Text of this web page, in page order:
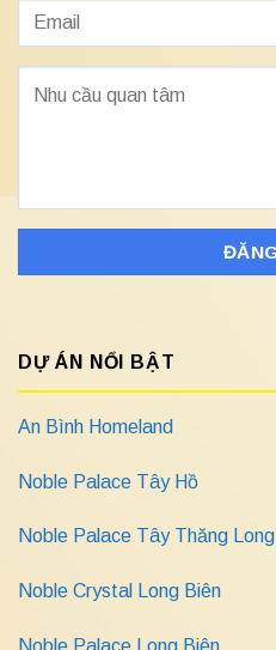
DỰ ÁN NỔI BẬT
An Bình Homeland
Noble Palace Tây Hồ
Noble Palace Tây Thăng Long
Noble Crystal Long Biên
Noble Palace Long Biên